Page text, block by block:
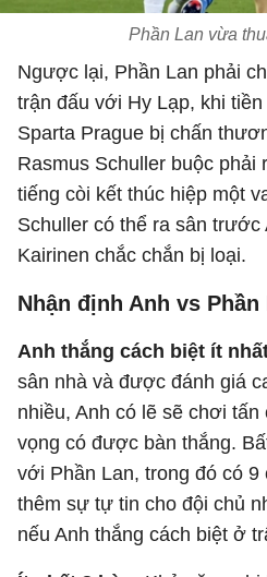
Phần Lan vừa
Ngược lại, Phần Lan phải
trận đấu với Hy Lạp, khi
Sparta Prague bị chấn
Rasmus Schuller buộc
tiếng còi kết thúc hiệp một
Schuller có thể ra sân
Kairinen chắc chắn bị loại.
Nhận định Anh vs Phần
Anh thắng cách biệt ít
sân nhà và được đánh giá
nhiều, Anh có lẽ sẽ chơi
vọng có được bàn thắng.
với Phần Lan, trong đó có 9
thêm sự tự tin cho đội chủ
nếu Anh thắng cách biệt ở